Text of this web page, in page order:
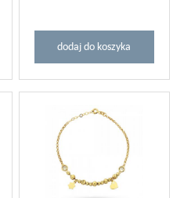
dodaj do koszyka